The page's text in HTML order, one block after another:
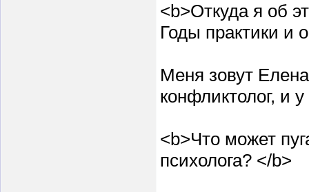
<b>Откуда я об
Годы практики и
Меня зовут
конфликтолог, и
<b>Что может
психолога? </b>